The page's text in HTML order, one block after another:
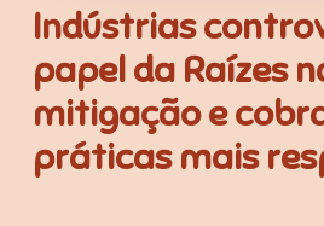
Indústrias
papel da Raízes
mitigação e
práticas mais